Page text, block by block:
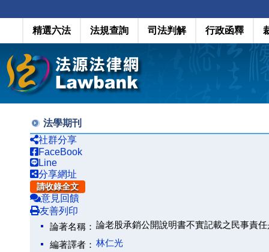
精選六法 法規查詢 司法判解 行政函釋
法學期刊
社群分享
FaceBook
Line
分享網址
請收錄全文
意見回饋
友善列印
論著名稱： 論老股承銷公開說明書不實記載之民事責
編著譯者： 林仁光